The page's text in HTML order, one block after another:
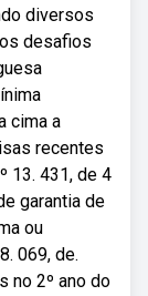
diversos
desafios
cima a
recentes
13. 431, de 4
garantia de
ou
069, de.
no 2º ano do